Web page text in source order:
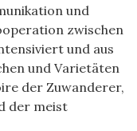
und
zwischen
und aus
und Varietäten
der Zuwanderer,
der meist